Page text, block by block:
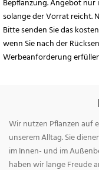
Bepflanzung. Angebot nur
solange der Vorrat reicht.
Bitte senden Sie das
wenn Sie nach der
Werbeanforderung
Wir nutzen Pflanzen auf
unserem Alltag. Sie
im Innen- und im
haben wir lange Freude